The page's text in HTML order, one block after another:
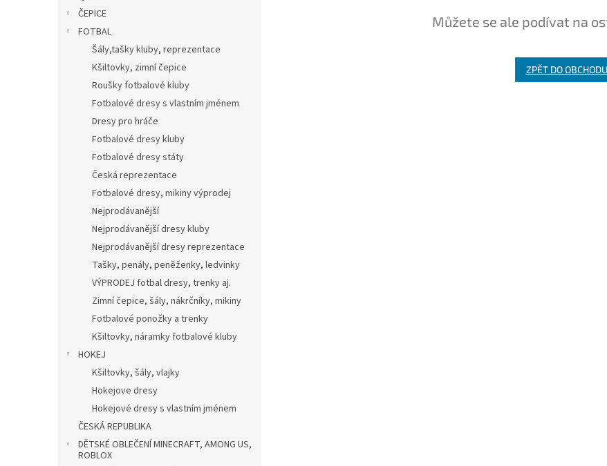
ČEPICE
FOTBAL
Šály,tašky kluby, reprezentace
Kšiltovky, zimní čepice
Roušky fotbalové kluby
Fotbalové dresy s vlastním jménem
Dresy pro hráče
Fotbalové dresy kluby
Fotbalové dresy státy
Česká reprezentace
Fotbalové dresy, mikiny výprodej
Nejprodávanější
Nejprodávanější dresy kluby
Nejprodávanější dresy reprezentace
Tašky, penály, peněženky, ledvinky
VÝPRODEJ fotbal dresy, trenky aj.
Zimní čepice, šály, nákrčníky, mikiny
Fotbalové ponožky a trenky
Kšiltovky, náramky fotbalové kluby
HOKEJ
Kšiltovky, šály, vlajky
Hokejove dresy
Hokejové dresy s vlastním jménem
ČESKÁ REPUBLIKA
DĚTSKÉ OBLEČENÍ MINECRAFT, AMONG US,
ROBLOX
Můžete se ale podívat na
ZPĚT DO OBCHODU